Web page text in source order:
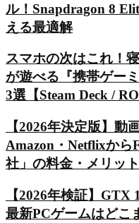
ル！Snapdragon 8
える最適解
スマホの次はこれ！
が遊べる『携帯ゲー
3選【Steam Deck /
【2026年決定版】動
Amazon・Netflixから
社」の料金・メリッ
【2026年検証】GTX
最新PCゲームはどこ